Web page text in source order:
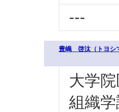
---
豊嶋 啓汰（トヨシ
大学
組織